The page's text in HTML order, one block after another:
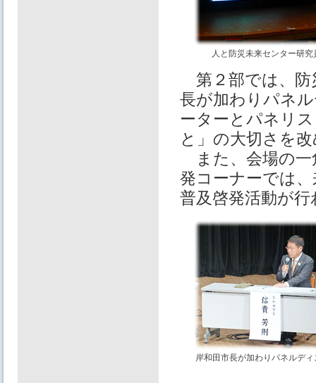
人と防災未来センター研究
第２部では、防
長が加わりパネ
ーターとパネリ
と」の大切さを
また、会場の一
発コーナーでは
普及啓発活動が
岸和田市長が加わりパネルデ